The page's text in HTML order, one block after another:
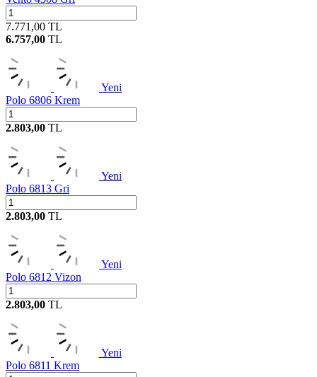
7.771,00 TL
6.757,00 TL
Yeni
Polo 6806 Krem
2.803,00 TL
Yeni
Polo 6813 Gri
2.803,00 TL
Yeni
Polo 6812 Vizon
2.803,00 TL
Yeni
Polo 6811 Krem